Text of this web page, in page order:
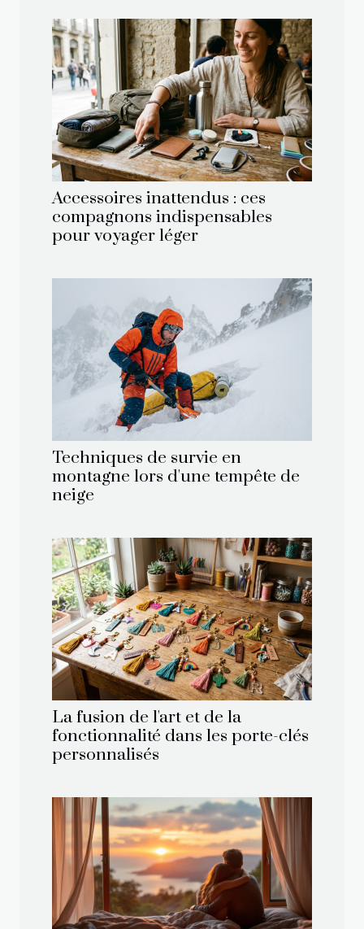
Accessoires inattendus : ces
compagnons indispensables
pour voyager léger
Techniques de survie en
montagne lors d'une tempête de
neige
La fusion de l'art et de la
fonctionnalité dans les porte-clés
personnalisés